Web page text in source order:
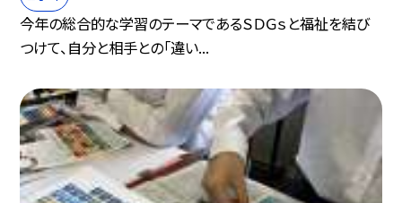
今年の総合的な学習のテーマであるＳＤＧｓと福祉を結び
つけて、自分と相手との「違い...